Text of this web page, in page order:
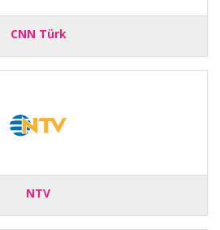
CNN Türk
NTV